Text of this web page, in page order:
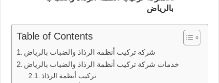
Table of Contents
شركة تركيب أنظمة الرذاذ والضباب بالرياض
خدمات شركة تركيب أنظمة الرذاذ والضباب بالرياض
تركيب أنظمة الرذاذ